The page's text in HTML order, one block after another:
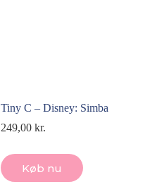
Tiny C – Disney: Simba
249,00kr.
Køb nu